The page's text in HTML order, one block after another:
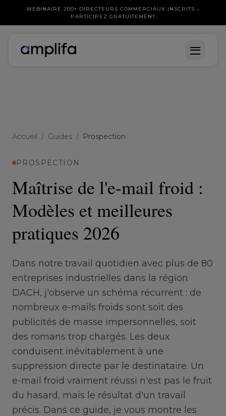
WEBINAIRE 200+ DIRECTEURS COMMERCIAUX INSCRITS –
PARTICIPEZ GRATUITEMENT
Accueil / Guides / Prospection
PROSPECTION
Maîtrise de l'e-mail froid :
Modèles et meilleures
pratiques 2026
Dans notre travail quotidien avec plus de 80
entreprises industrielles dans la région
DACH, j'observe un schéma récurrent : de
nombreux e-mails froids sont soit des
publicités de masse impersonnelles, soit
des romans trop chargés. Les deux
conduisent inévitablement à une
suppression directe par le destinataire. Un
e-mail froid vraiment réussi n'est pas le fruit
du hasard, mais le résultat d'un travail
précis. Dans ce guide, je vous montre les